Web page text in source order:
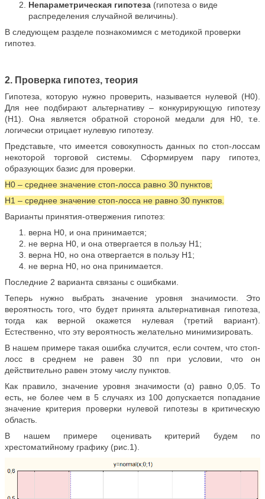
Непараметрическая гипотеза (гипотеза о виде
распределения случайной величины).
В следующем разделе познакомимся с методикой проверки
гипотез.
2. Проверка гипотез, теория
Гипотеза, которую нужно проверить, называется нулевой (Н0).
Для нее подбирают альтернативу – конкурирующую гипотезу
(Н1). Она является обратной стороной медали для Н0, т.е.
логически отрицает нулевую гипотезу.
Представьте, что имеется совокупность данных по стоп-лоссам
некоторой торговой системы. Сформируем пару гипотез,
образующих базис для проверки.
Н0 – среднее значение стоп-лосса равно 30 пунктов;
Н1 – среднее значение стоп-лосса не равно 30 пунктов.
Варианты принятия-отвержения гипотез:
верна Н0, и она принимается;
не верна Н0, и она отвергается в пользу Н1;
верна Н0, но она отвергается в пользу Н1;
не верна Н0, но она принимается.
Последние 2 варианта связаны с ошибками.
Теперь нужно выбрать значение уровня значимости. Это
вероятность того, что будет принята альтернативная гипотеза,
тогда как верной окажется нулевая (третий вариант).
Естественно, что эту вероятность желательно минимизировать.
В нашем примере такая ошибка случится, если сочтем, что стоп-
лосс в среднем не равен 30 пп при условии, что он
действительно равен этому числу пунктов.
Как правило, значение уровня значимости (α) равно 0,05. То
есть, не более чем в 5 случаях из 100 допускается попадание
значение критерия проверки нулевой гипотезы в критическую
область.
В нашем примере оценивать критерий будем по
хрестоматийному графику (рис.1).